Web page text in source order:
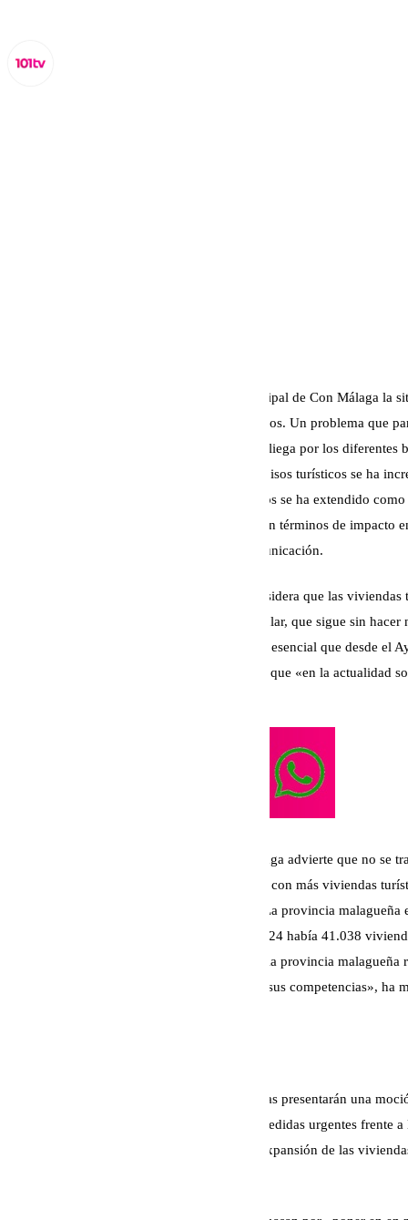
Descontrol. Así definen desde el grupo municipal de Con Málaga la
incremento y la expansión de los pisos turísticos. Un problema que
allá de las torres de Martiricos, ya que se despliega por los
barrios de la ciudad en los que el número de pisos turísticos se ha
Vemos como el problema de los pisos turísticos se ha extendido
barrios de la ciudad, con lo que esto implica en términos de
manifestado Morillas ante los medios de comunicación.
La portavoz de la coalición de izquierdas considera que las
todo el mundo admite «menos el Partido Popular, que sigue sin
Es por ello que desde Con Málaga consideran esencial que desde el
ponga en marcha un plan de inspecciones, ya que «en la actualidad
A su vez, la máxima responsable de Con Málaga advierte que no se
que como bien detalla, de los diez municipios con más viviendas
Marbella y Mijas- se sitúan en la provincia. «La provincia
España y de toda Andalucía. En febrero de 2024 había 41.038
en Andalucía. La gravedad de la situación en la provincia
de todas las administraciones en el ámbito de sus competencias», ha
Es por ello que desde la coalición de izquierdas presentarán una
Movilidad y Seguridad, en la que exigirán «medidas urgentes frente
ayuden a «frenar la escalada de precios y la expansión de las